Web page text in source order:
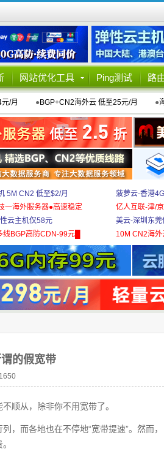
网站优化工具 Ping测试 路
/月 ●BGP+CN2海外云 低至25元/月 ●
5M CN2 低至$2/月
一海外服务器●高速稳定
云主机仅58元
线BGP高防CDN-99元█
菠萝云-香港
亿人互联-津/
美云-深圳东
10M CN2海
的假宽带
1650
顺从，除非你不用宽带了。
，而各地也在不停地“宽带提速”。然而，